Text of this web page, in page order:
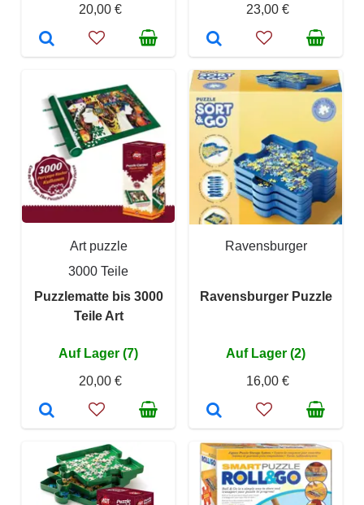
20,00 € 23,00 €
Art puzzle
3000 Teile
Puzzlematte bis 3000
Teile Art
Auf Lager (7)
20,00 €
Ravensburger
Ravensburger Puzzle
Auf Lager (2)
16,00 €